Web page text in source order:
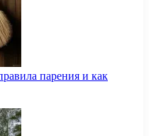
парения и как